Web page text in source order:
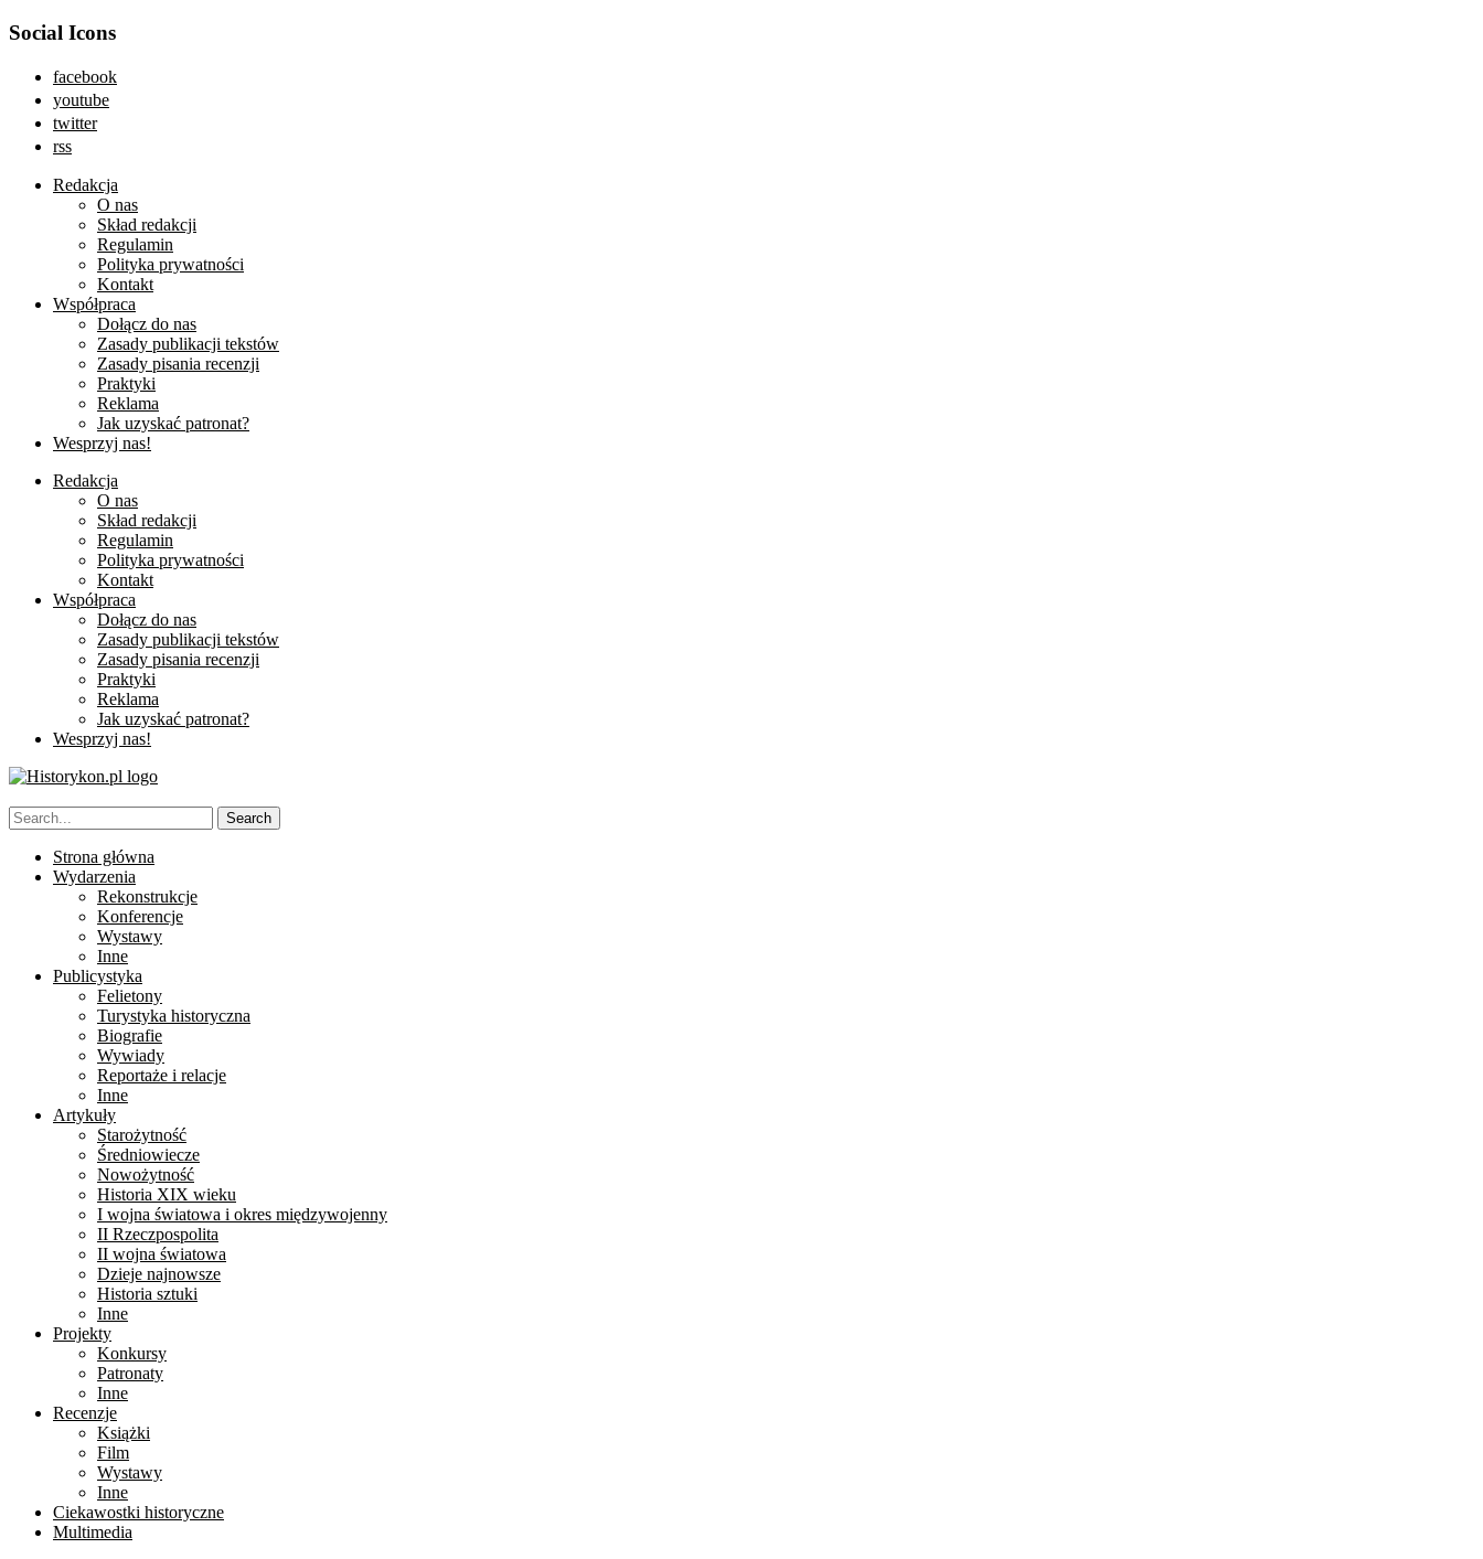
Social Icons
facebook
youtube
twitter
rss
Redakcja
O nas
Skład redakcji
Regulamin
Polityka prywatności
Kontakt
Współpraca
Dołącz do nas
Zasady publikacji tekstów
Zasady pisania recenzji
Praktyki
Reklama
Jak uzyskać patronat?
Wesprzyj nas!
Redakcja
O nas
Skład redakcji
Regulamin
Polityka prywatności
Kontakt
Współpraca
Dołącz do nas
Zasady publikacji tekstów
Zasady pisania recenzji
Praktyki
Reklama
Jak uzyskać patronat?
Wesprzyj nas!
Strona główna
Wydarzenia
Rekonstrukcje
Konferencje
Wystawy
Inne
Publicystyka
Felietony
Turystyka historyczna
Biografie
Wywiady
Reportaże i relacje
Inne
Artykuły
Starożytność
Średniowiecze
Nowożytność
Historia XIX wieku
I wojna światowa i okres międzywojenny
II Rzeczpospolita
II wojna światowa
Dzieje najnowsze
Historia sztuki
Inne
Projekty
Konkursy
Patronaty
Inne
Recenzje
Książki
Film
Wystawy
Inne
Ciekawostki historyczne
Multimedia